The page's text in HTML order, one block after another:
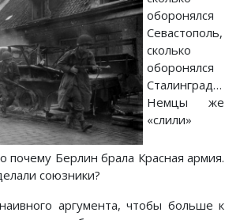
оборонялся
Севастополь,
сколько
оборонялся
Сталинград…
Немцы же
«слили»
почему Берлин брала Красная армия.
союзники?
аргумента, чтобы больше к